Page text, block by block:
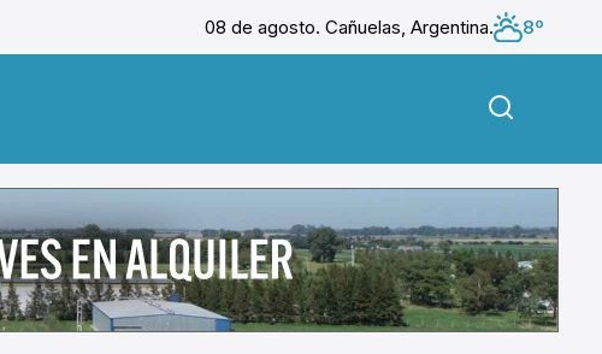
08 de agosto. Cañuelas, Argentina.
8º